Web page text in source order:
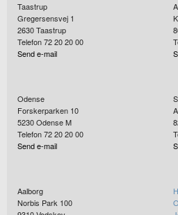
Taastrup
Gregersensvej 1
2630Taastrup
Telefon 72 20 20 00
Send e-mail
Odense
Forskerparken 10
5230Odense M
Telefon 72 20 20 00
Send e-mail
Aalborg
Norbis Park 100